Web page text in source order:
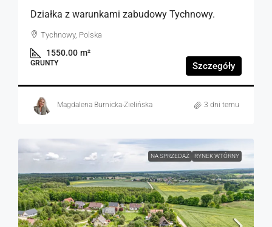
Działka z warunkami zabudowy Tychnowy.
Tychnowy, Polska
1550.00 m²
GRUNTY Szczegóły
Magdalena Burnicka-Zielińska 3 dni temu
NA SPRZEDAŻ RYNEK WTÓRNY